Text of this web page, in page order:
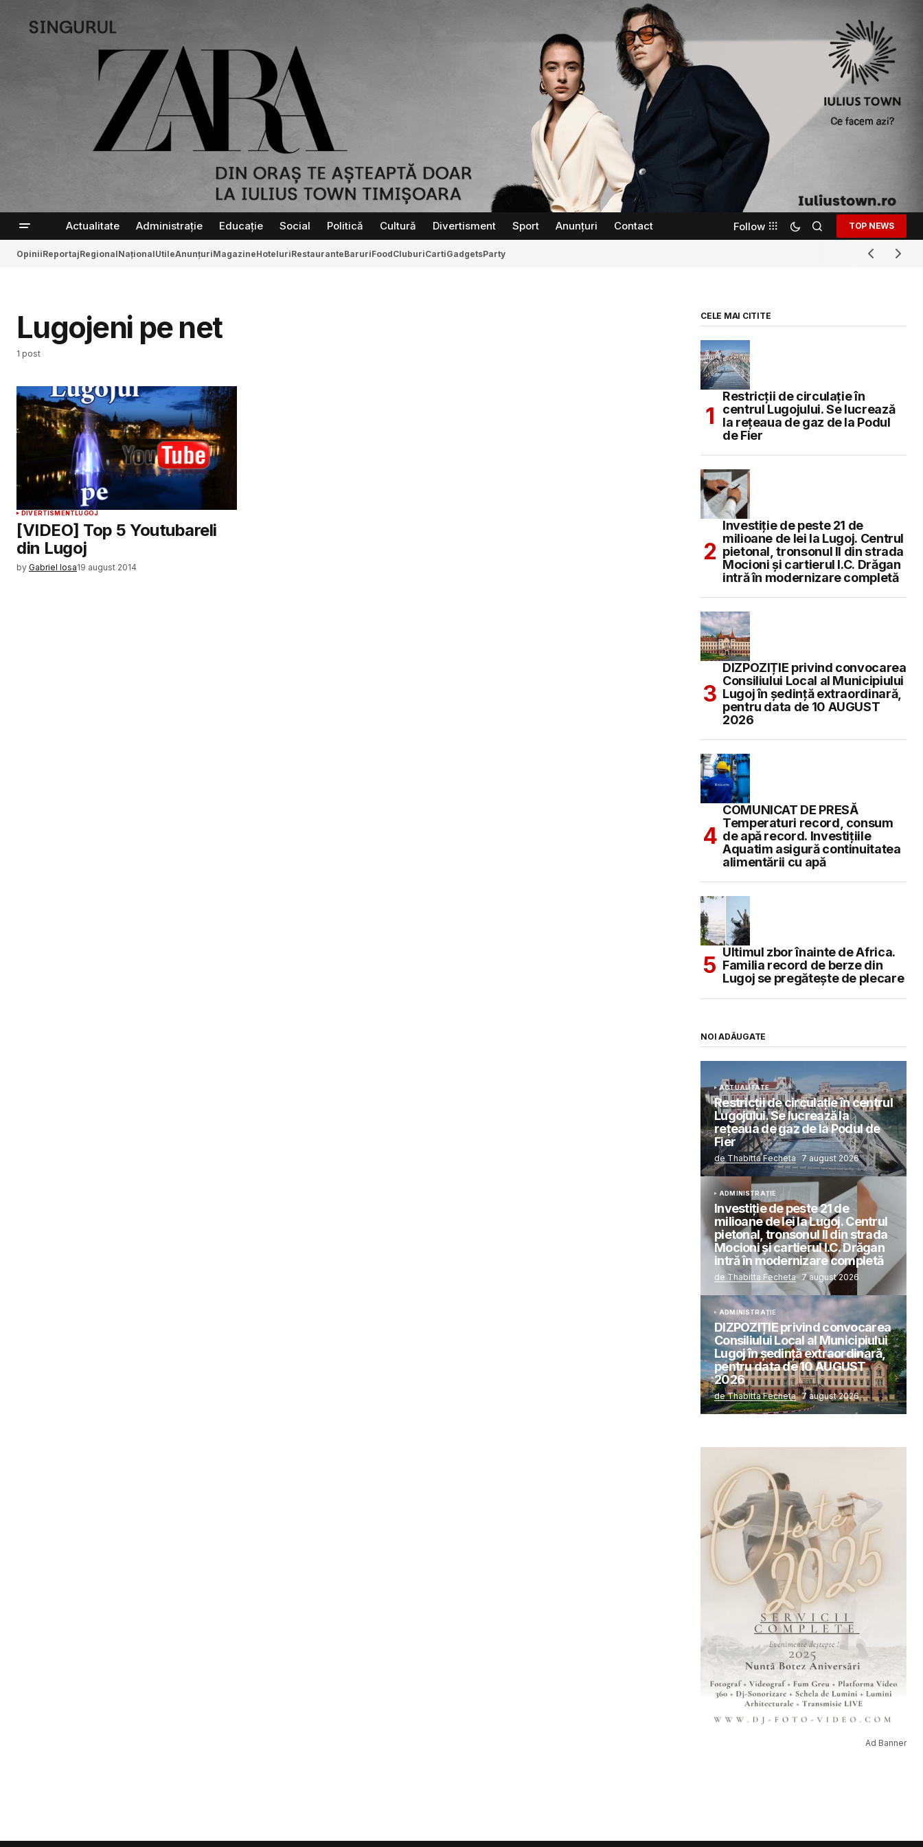
Actualitate Administrație Educație Social Politică Cultură Divertisment Sport Anunțuri Contact Follow TOP NEWS
OpiniiReportajRegionalNaționalUtileAnunțuriMagazineHoteluriRestauranteBaruriFoodCluburiCartiGadgetsParty
Lugojeni pe net
1 post
DIVERTISMENTLUGOJ
[VIDEO] Top 5 Youtubareli
din Lugoj
by Gabriel Iosa19 august 2014
CELE MAI CITITE
Restricții de circulație în
centrul Lugojului. Se lucrează
la rețeaua de gaz de la Podul
de Fier
Investiție de peste 21 de
milioane de lei la Lugoj. Centrul
pietonal, tronsonul II din strada
Mocioni și cartierul I.C. Drăgan
intră în modernizare completă
DIZPOZIȚIE privind convocarea
Consiliului Local al Municipiului
Lugoj în şedinţă extraordinară,
pentru data de 10 AUGUST
2026
COMUNICAT DE PRESĂ
Temperaturi record, consum
de apă record. Investițiile
Aquatim asigură continuitatea
alimentării cu apă
Ultimul zbor înainte de Africa.
Familia record de berze din
Lugoj se pregătește de plecare
NOI ADĂUGATE
ACTUALITATE
Restricții de circulație în centrul
Lugojului. Se lucrează la
rețeaua de gaz de la Podul de
Fier
de Thabitta Fecheta 7 august 2026
ADMINISTRAȚIE
Investiție de peste 21 de
milioane de lei la Lugoj. Centrul
pietonal, tronsonul II din strada
Mocioni și cartierul I.C. Drăgan
intră în modernizare completă
de Thabitta Fecheta 7 august 2026
ADMINISTRAȚIE
DIZPOZIȚIE privind convocarea
Consiliului Local al Municipiului
Lugoj în şedinţă extraordinară,
pentru data de 10 AUGUST
2026
de Thabitta Fecheta 7 august 2026
Ad Banner